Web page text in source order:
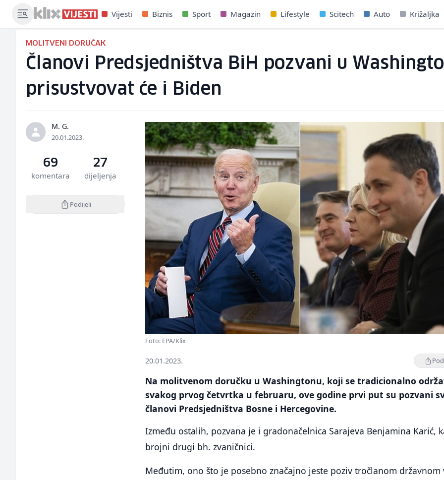
Vijesti Biznis Sport Magazin Lifestyle Scitech Auto Križaljka
MOLITVENI DORUČAK
Članovi Predsjedništva BiH pozvani u
prisustvovat će i Biden
M. G.
20.01.2023.
69
komentara
27
dijeljenja
Podijeli
Foto: EPA/Klix
20.01.2023.
Na molitvenom doručku u Washingtonu, koji se tradicionalno
svakog prvog četvrtka u februaru, ove godine prvi put su pozvani
članovi Predsjedništva Bosne i Hercegovine.
Između ostalih, pozvana je i gradonačelnica Sarajeva Benjamina Karić,
brojni drugi bh. zvaničnici.
Međutim, ono što je posebno značajno jeste poziv tročlanom državnom